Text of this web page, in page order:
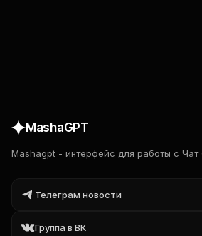
MashaGPT
Mashagpt - интерфейс для работы с Чат
Телеграм новости
Группа в ВК